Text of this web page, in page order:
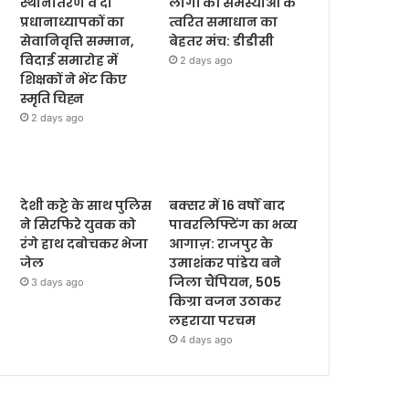
प्रधानाध्यापकों का
सेवानिवृत्ति सम्मान,
विदाई समारोह में
शिक्षकों ने भेंट किए
स्मृति चिह्न
2 days ago
त्वरित समाधान का
बेहतर मंच: डीडीसी
2 days ago
देशी कट्टे के साथ पुलिस
ने सिरफिरे युवक को
रंगे हाथ दबोचकर भेजा
जेल
3 days ago
बक्सर में 16 वर्षों बाद
पावरलिफ्टिंग का भव्य
आगाज़: राजपुर के
उमाशंकर पांडेय बने
जिला चैंपियन, 505
किग्रा वजन उठाकर
लहराया परचम
4 days ago